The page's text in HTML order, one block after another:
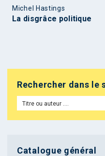
Michel Hastings
La disgrâce politique
Rechercher dans le
Catalogue général